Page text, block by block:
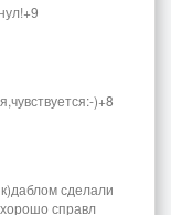
)+8
сделали
справл